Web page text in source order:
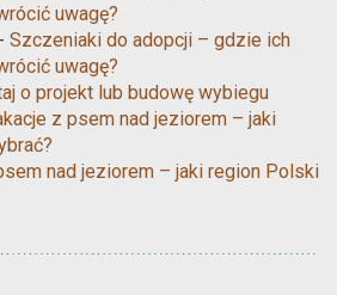
uwagę?
- Szczeniaki do adopcji – gdzie ich
uwagę?
o projekt lub budowę wybiegu
z psem nad jeziorem – jaki
nad jeziorem – jaki region Polski